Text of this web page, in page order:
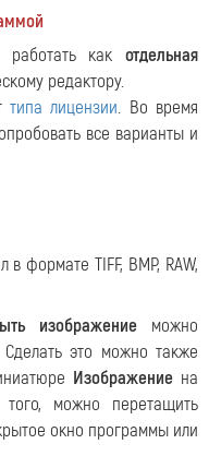
работать какотдельная
редактору.
типа лицензии. Во время
все варианты и
формате TIFF, BMP, RAW,
изображение можно
Сделать это можно также
Изображение на
можно перетащить
окно программы или